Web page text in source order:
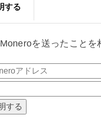
する
を送ったことを